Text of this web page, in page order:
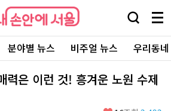
검
창
열
기
메
뉴
전
체
보
기
분야별 뉴스 비주얼 뉴스 우리동
력은 이런 것! 흥겨운 노원 수제